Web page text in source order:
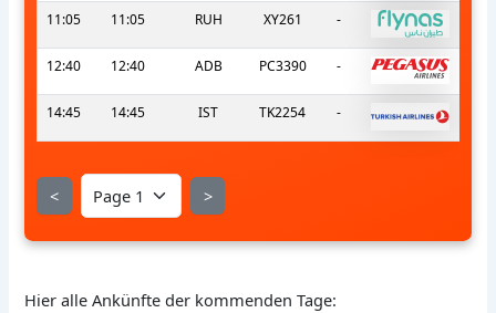
11:05 11:05 RUH XY261 -
12:40 12:40 ADB PC3390 -
14:45 14:45 IST TK2254 -
< >
Hier alle Ankünfte der kommenden Tage: